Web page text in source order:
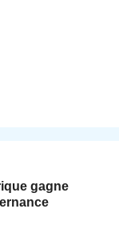
gagne